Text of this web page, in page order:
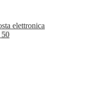
elettronica
50